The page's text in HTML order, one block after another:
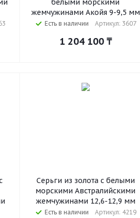
белыми морскими
жемчужинами Акойя 9-9,5 мм
Есть в наличии Артикул: 3607
1 204 100₸
Серьги из золота с белыми
морскими Австралийскими
жемчужинами 12,6-12,9 мм
Есть в наличии Артикул: 4219